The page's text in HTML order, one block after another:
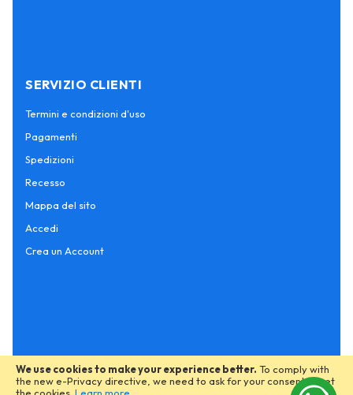
We use cookies to make your experience better. To comply with
the new e-Privacy directive, we need to ask for your consent to set
SERVIZIO CLIENTI
Termini e condizioni d'uso
Pagamenti
Spedizioni
Recesso
Mappa del sito
Accedi
Crea un Account